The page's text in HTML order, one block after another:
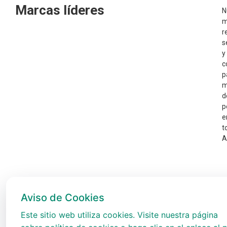
Marcas líderes
y
Aviso de Cookies
Este sitio web utiliza cookies. Visite nuestra página